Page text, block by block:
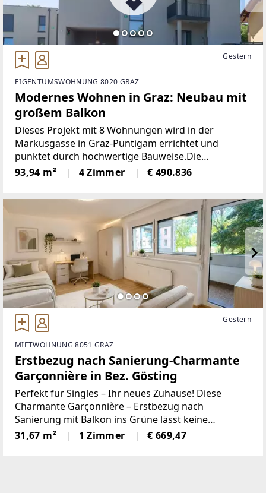
Gestern
EIGENTUMSWOHNUNG 8020 GRAZ
Modernes Wohnen in Graz: Neubau mit
großem Balkon
Dieses Projekt mit 8 Wohnungen wird in der
Markusgasse in Graz-Puntigam errichtet und
punktet durch hochwertige Bauweise.Die
Grundrisse der einzelnen Wohnungen - zwischen
rund 63 und 127 Quadratmeter - sind optimal
93,94 m² 4 Zimmer € 490.836
Gestern
MIETWOHNUNG 8051 GRAZ
Erstbezug nach Sanierung-Charmante
Garçonnière in Bez. Gösting
Perfekt für Singles – Ihr neues Zuhause! Diese
Charmante Garçonnière – Erstbezug nach
Sanierung mit Balkon ins Grüne lässt keine
Wünsche offen! Möchten Sie bequem und gemütlich
in einer hochwertig sanierten Garçonnière wohnen?
31,67 m² 1 Zimmer € 669,47